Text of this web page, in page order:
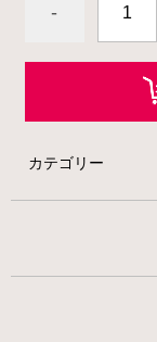
-
カテゴリー